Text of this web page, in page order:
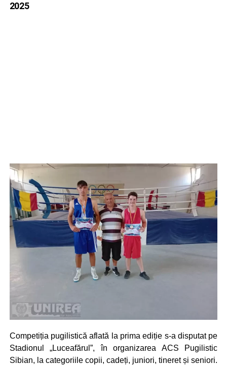
2025
Competiția pugilistică aflată la prima ediție s-a disputat pe
Stadionul „Luceafărul”, în organizarea ACS Pugilistic
Sibian, la categoriile copii, cadeți, juniori, tineret și seniori.